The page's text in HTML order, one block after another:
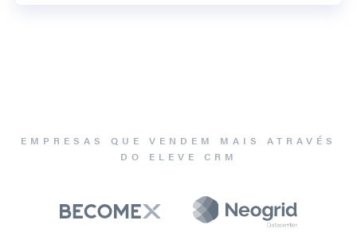
EMPRESAS QUE VENDEM MAIS ATRAVÉS
DO ELEVE CRM